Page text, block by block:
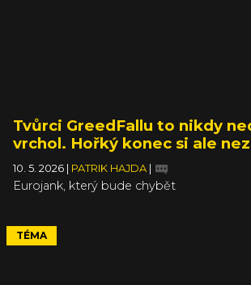
Tvůrci GreedFallu to nikdy
vrchol. Hořký konec si ale
10. 5. 2026 PATRIK HAJDA
Eurojank, který bude chybět
TÉMA